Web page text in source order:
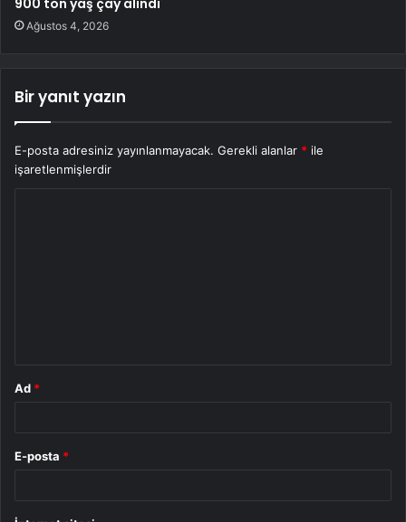
900 ton yaş çay alındı
Ağustos 4, 2026
Bir yanıt yazın
E-posta adresiniz yayınlanmayacak. Gerekli alanlar * ile
işaretlenmişlerdir
Ad *
E-posta *